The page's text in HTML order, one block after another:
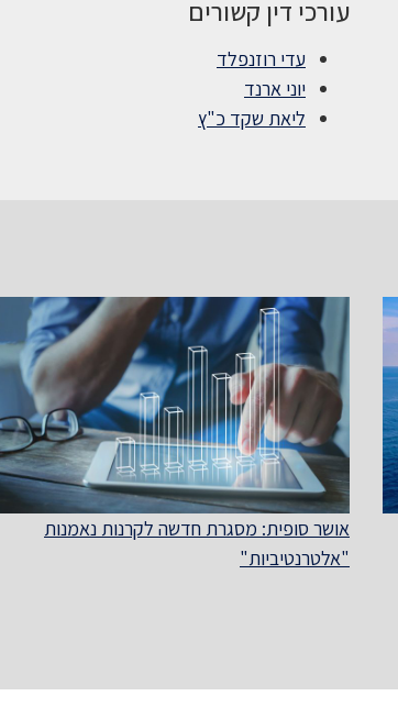
עורכי דין קשורים
עדי רוזנפלד
יוני ארנד
ליאת שקד כ"ץ
אושר סופית: מסגרת חדשה לקרנות נאמנות
"אלטרנטיביות"